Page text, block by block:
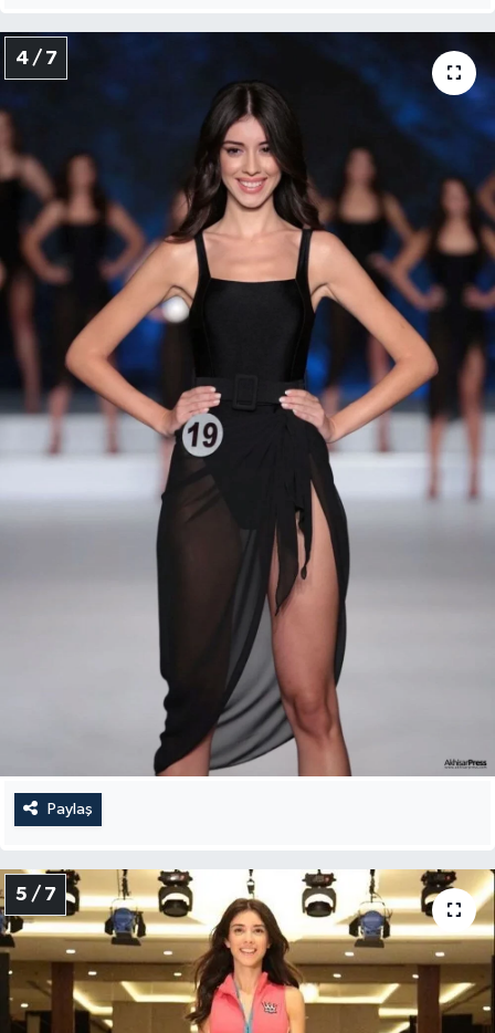
4 / 7
Paylaş
5 / 7